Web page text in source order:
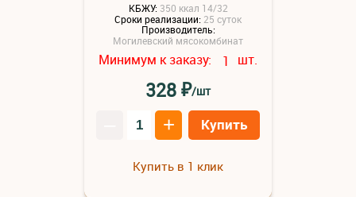
КБЖУ: 350 ккал 14/32
Сроки реализации: 25 суток
Производитель:
Могилевский мясокомбинат
Минимум к заказу: 1 шт.
328₽/шт
+ Купить
Купить в 1 клик